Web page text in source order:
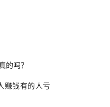
的吗？
赚钱有的人亏